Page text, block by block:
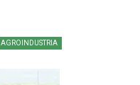
AGROINDUSTRIA